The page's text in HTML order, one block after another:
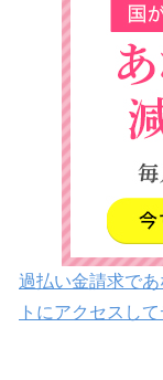
過払い金請求で
トにアクセスし